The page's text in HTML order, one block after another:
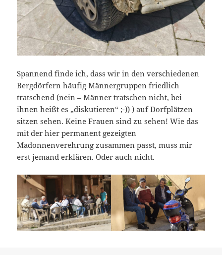
Spannend finde ich, dass wir in den verschiedenen
Bergdörfern häufig Männergruppen friedlich
tratschend (nein – Männer tratschen nicht, bei
ihnen heißt es „diskutieren“ ;-)) ) auf Dorfplätzen
sitzen sehen. Keine Frauen sind zu sehen! Wie das
mit der hier permanent gezeigten
Madonnenverehrung zusammen passt, muss mir
erst jemand erklären. Oder auch nicht.